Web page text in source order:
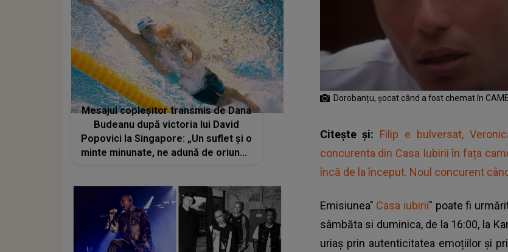
Dorobanțu, șocat când a fost chemat în
Citește și: Filip e bulversat,
concurenta din Casa Iubirii în fața
încă de la început. Noul concurent
Emisiunea" Casa iubirii" poate fi
sâmbăta si duminica, de la 16:00, la
uriaș prin autenticitatea emoțiilor și
Mesajul copleșitor transmis de Dana
Budeanu după victoria lui David
Popovici la Singapore: „Un suflet și o
minte minunate, ne adună de oriunde